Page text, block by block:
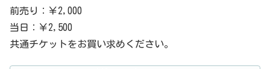
前売り：￥2,000
当日：￥2,500
共通チケットをお買い求めください。